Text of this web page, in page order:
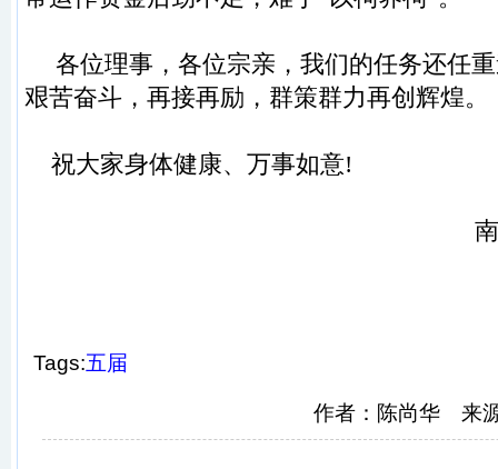
各位理事 ， 各位宗亲 ， 我们的任务还任
艰苦奋斗 ， 再接再励， 群策群力再创辉煌。
祝大家身体健康、 万事如意!
Tags:五届
作者：陈尚华 来